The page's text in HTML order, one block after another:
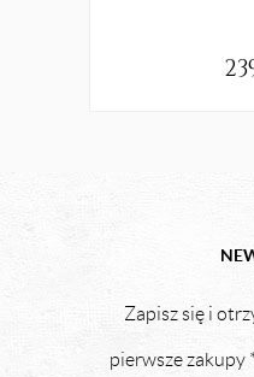
Zapisz się i
pierwsze zakupy